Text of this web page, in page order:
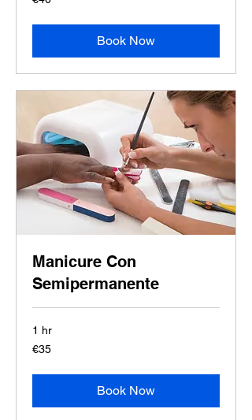
euros
Book Now
Manicure Con
Semipermanente
1 hr
35
euros
€35
Book Now